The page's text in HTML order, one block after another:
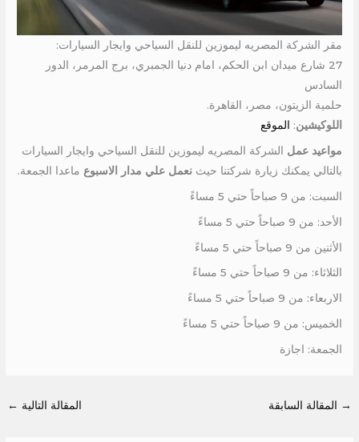
مقر الشركة المصريه ليموزين للنقل السياحي وايجار السيارات:
27 شارع ميدان ابن الحكم، امام دنيا الجمبري، برج المرمر، الدور
السادس
حلمية الزيتون، مصر، القاهرة.
اللوكيشين: الموقع
مواعيد عمل الشركة المصريه ليموزين للنقل السياحي وايجار السيارات
بالتالي يمكنك زيارة شركتنا حيثنعمل علي مدار الاسبوع ماعدا الجمعة.
السبت: من 9 صباحاً حتي 5 مساءً
الأحد: من 9 صباحاً حتي 5 مساءً
الأثنين من 9 صباحاً حتي 5 مساءً
الثلاثاء: من 9 صباحاً حتي 5 مساءً
الاربعاء: من 9 صباحاً حتي 5 مساءً
الخميس: من 9 صباحاً حتي 5 مساءً
الجمعة: اجازة
→ المقالة السابقة المقالة التالية ←